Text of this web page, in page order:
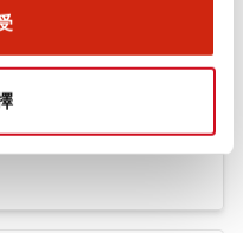
元件 (英文版)